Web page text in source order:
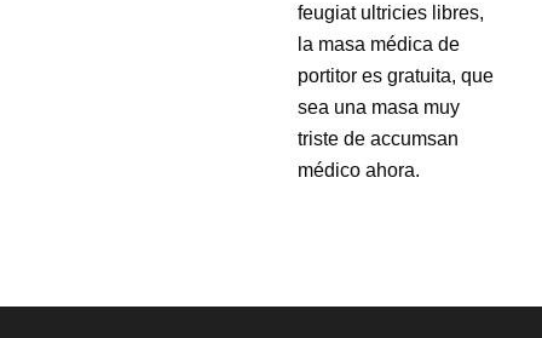
feugiat ultricies libres,
la masa médica de
portitor es gratuita, que
sea una masa muy
triste de accumsan
médico ahora.